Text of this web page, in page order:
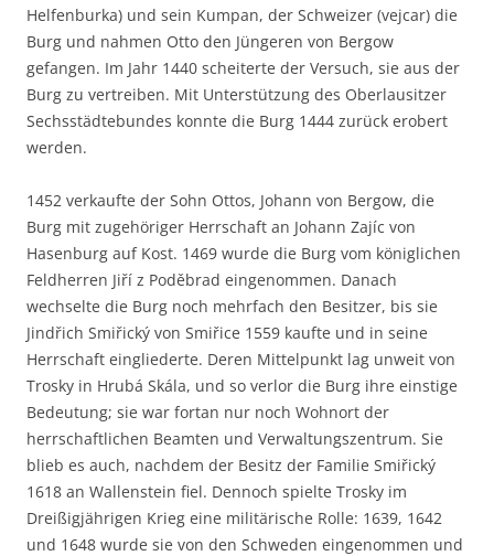
Helfenburka) und sein Kumpan, der Schweizer (vejcar) die
Burg und nahmen Otto den Jüngeren von Bergow
gefangen. Im Jahr 1440 scheiterte der Versuch, sie aus der
Burg zu vertreiben. Mit Unterstützung des Oberlausitzer
Sechsstädtebundes konnte die Burg 1444 zurück erobert
werden.
1452 verkaufte der Sohn Ottos, Johann von Bergow, die
Burg mit zugehöriger Herrschaft an Johann Zajíc von
Hasenburg auf Kost. 1469 wurde die Burg vom königlichen
Feldherren Jiří z Poděbrad eingenommen. Danach
wechselte die Burg noch mehrfach den Besitzer, bis sie
Jindřich Smiřický von Smiřice 1559 kaufte und in seine
Herrschaft eingliederte. Deren Mittelpunkt lag unweit von
Trosky in Hrubá Skála, und so verlor die Burg ihre einstige
Bedeutung; sie war fortan nur noch Wohnort der
herrschaftlichen Beamten und Verwaltungszentrum. Sie
blieb es auch, nachdem der Besitz der Familie Smiřický
1618 an Wallenstein fiel. Dennoch spielte Trosky im
Dreißigjährigen Krieg eine militärische Rolle: 1639, 1642
und 1648 wurde sie von den Schweden eingenommen und